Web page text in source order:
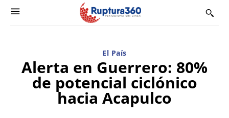
El País
Alerta en Guerrero: 80%
de potencial ciclónico
hacia Acapulco